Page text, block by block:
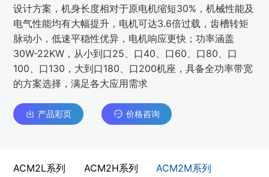
设计方案，机身长度相对于原电机缩短30%，机械性能及
电气性能均有大幅提升，电机可达3.6倍过载，齿槽转矩
脉动小，低速平稳性优异，电机响应更快；功率涵盖
30W-22KW，从小到口25、口40、口60、口80、口
100、口130，大到口180、口200机座，具备全功率带宽
的方案选择，满足各大应用需求
产品彩页 价格咨询
ACM2L系列 ACM2H系列 ACM2M系列